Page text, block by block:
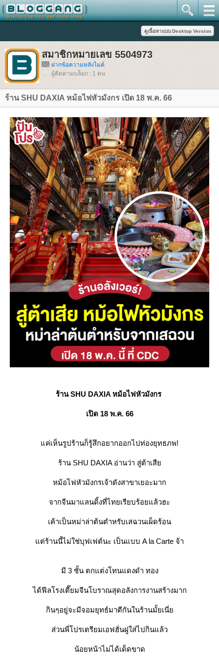
สมาชิกหมายเลข 5504973
ฝากข้อความหลังไมค์
ผู้ติดตามบล็อก : 1 คน
ร้าน SHU DAXIA หม้อไฟหัวมังกร เปิด 18 พ.ค. 66
ร้าน SHU DAXIA หม้อไฟหัวมังกร
เปิด 18 พ.ค. 66
ค่เห็นรูปร้านก็รู้สึกอยากออกไปท่องยุทธภพ!
ร้าน SHU DAXIA อ่านว่า สู่ต้าเสี
หม้อไฟหัวมังกรเจ้าดังสาขาเยอะมาก
จากจีนมาแลนดิ้งที่ไทยเรียบร้อยแล้วฮะ
เค้าเป็นหม่าล่าต้นตำหรับเสฉวนเผ็ดร้อน
ต่ร้านนี้ไม่ใช่บุฟเฟต์นะ เป็นแบบ A la Carte จ้า
มี 3 ชั้น ตกแต่งโทนแดงดำ ทอง
ได้ฟีลโรงเตี๊ยมจีนโบราณสุดอลังการงานสร้างมาก
กินๆอยู่จะมีจอมยุทธ์มาตีกันในร้านมั้ยเนี่
ส่วนพี่โปรเตรียมเอฟฮั่นฝูใส่ไปกินแล้ว
น้อยหน้าไม่ได้เด็ดขาด